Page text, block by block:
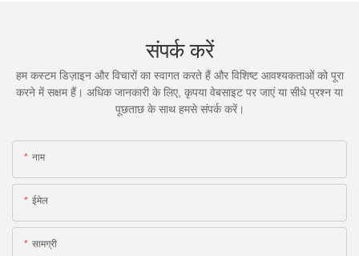
संपर्क करें
हम कस्टम डिज़ाइन और विचारों का स्वागत करते हैं और विशिष्ट आवश्यकताओं को पूरा
करने में सक्षम हैं। अधिक जानकारी के लिए, कृपया वेबसाइट पर जाएं या सीधे प्रश्न या
पूछताछ के साथ हमसे संपर्क करें।
नाम
ईमेल
सामग्री